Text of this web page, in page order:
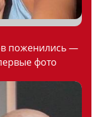
поженились —
фото